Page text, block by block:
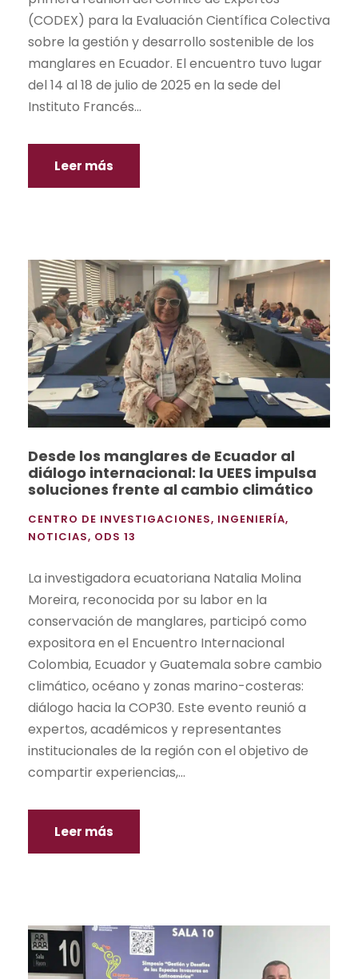
(CODEX) para la Evaluación Científica Colectiva
sobre la gestión y desarrollo sostenible de los
manglares en Ecuador. El encuentro tuvo lugar
del 14 al 18 de julio de 2025 en la sede del
Instituto Francés...
Leer más
Desde los manglares de Ecuador al
diálogo internacional: la UEES impulsa
soluciones frente al cambio climático
CENTRO DE INVESTIGACIONES, INGENIERÍA,
NOTICIAS, ODS 13
La investigadora ecuatoriana Natalia Molina
Moreira, reconocida por su labor en la
conservación de manglares, participó como
expositora en el Encuentro Internacional
Colombia, Ecuador y Guatemala sobre cambio
climático, océano y zonas marino-costeras:
diálogo hacia la COP30. Este evento reunió a
expertos, académicos y representantes
institucionales de la región con el objetivo de
compartir experiencias,...
Leer más